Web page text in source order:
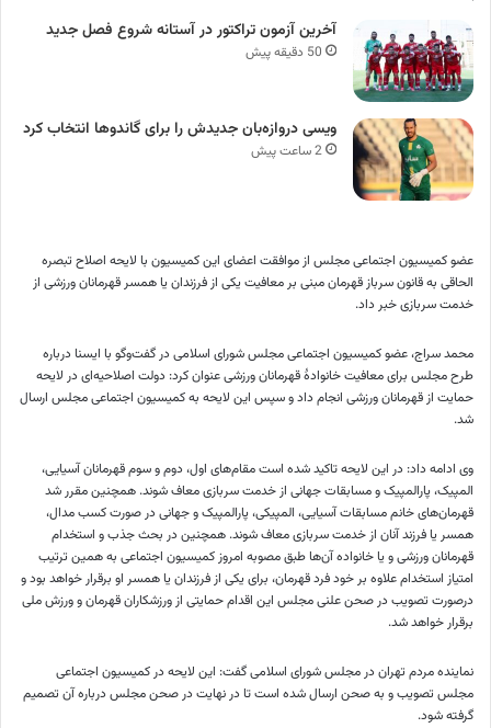
آخرین آزمون تراکتور در آستانه شروع فصل جدید
50 دقیقه پیش
ویسی دروازه‌بان جدیدش را برای گاندوها انتخاب کرد
2 ساعت پیش
عضو کمیسیون اجتماعی مجلس از موافقت اعضای این کمیسیون با لایحه اصلاح تبصره
الحاقی به قانون سرباز قهرمان مبنی بر معافیت یکی از فرزندان یا همسر قهرمانان ورزشی از
خدمت سربازی خبر داد.
محمد سراج، عضو کمیسیون اجتماعی مجلس شورای اسلامی در گفت‌وگو با ایسنا درباره
طرح مجلس برای معافیت خانوادهٔ قهرمانان ورزشی عنوان کرد: دولت اصلاحیه‌ای در لایحه
حمایت از قهرمانان ورزشی انجام داد و سپس این لایحه به کمیسیون اجتماعی مجلس ارسال
شد.
وی ادامه داد: در این لایحه تاکید شده است مقام‌های اول، دوم و سوم قهرمانان آسیایی،
المپیک، پارالمپیک و مسابقات جهانی از خدمت سربازی معاف شوند. همچنین مقرر شد
قهرمان‌های خانم مسابقات آسیایی، المپیکی، پارالمپیک و جهانی در صورت کسب مدال،
همسر یا فرزند آنان از خدمت سربازی معاف شوند. همچنین در بحث جذب و استخدام
قهرمانان ورزشی و یا خانواده آن‌ها طبق مصوبه امروز کمیسیون اجتماعی به همین ترتیب
امتیاز استخدام علاوه بر خود فرد قهرمان، برای یکی از فرزندان یا همسر او برقرار خواهد بود و
درصورت تصویب در صحن علنی مجلس این اقدام حمایتی از ورزشکاران قهرمان و ورزش ملی
برقرار خواهد شد.
نماینده مردم تهران در مجلس شورای اسلامی گفت: این لایحه در کمیسیون اجتماعی
مجلس تصویب و به صحن ارسال شده است تا در نهایت در صحن مجلس درباره آن تصمیم
گرفته شود.